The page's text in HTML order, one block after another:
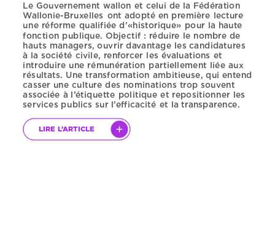
LIRE L’ARTICLE
Le Gouvernement wallon et celui de la Fédération
Wallonie-Bruxelles ont adopté en première lecture
une réforme qualifiée d’«historique» pour la haute
fonction publique. Objectif : réduire le nombre de
hauts managers, ouvrir davantage les candidatures
à la société civile, renforcer les évaluations et
introduire une rémunération partiellement liée aux
résultats. Une transformation ambitieuse, qui entend
casser une culture des nominations trop souvent
associée à l’étiquette politique et repositionner les
services publics sur l’efficacité et la transparence.